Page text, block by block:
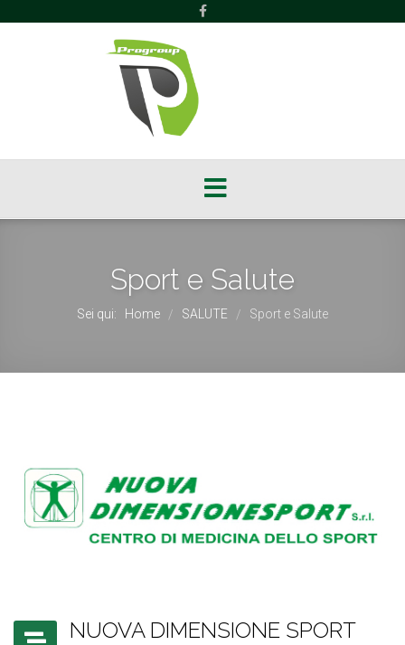
Sport e Salute
Sei qui: Home / SALUTE / Sport e Salute
NUOVA DIMENSIONE SPORT